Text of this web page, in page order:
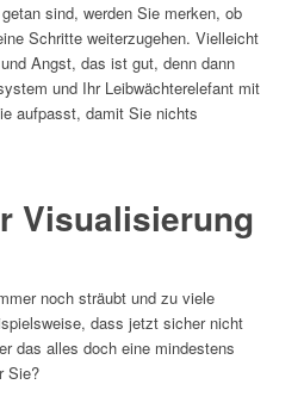
sind, werden Sie merken, ob
Schritte weiterzugehen. Vielleicht
Angst, das ist gut, denn dann
und Ihr Leibwächterelefant mit
aufpasst, damit Sie nichts
Visualisierung
noch sträubt und zu viele
dass jetzt sicher nicht
das alles doch eine mindestens
Sie?